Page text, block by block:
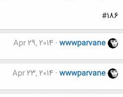
#186
wwwparvane
Apr 29, 2014
wwwparvane
Apr 23, 2014